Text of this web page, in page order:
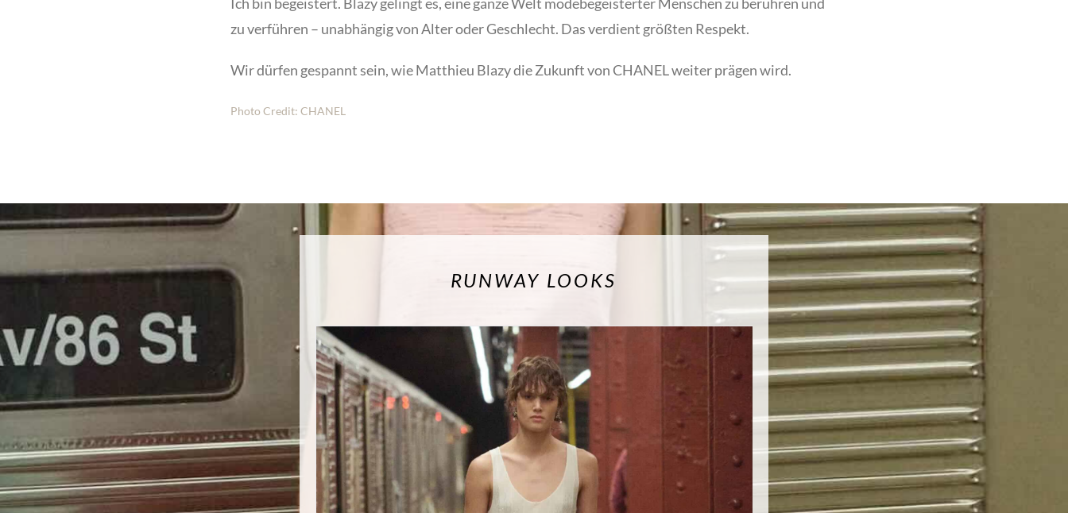
zu verführen – unabhängig von Alter oder Geschlecht. Das verdient größten Respekt.
Wir dürfen gespannt sein, wie Matthieu Blazy die Zukunft von CHANEL weiter prägen wird.
Photo Credit: CHANEL
RUNWAY LOOKS